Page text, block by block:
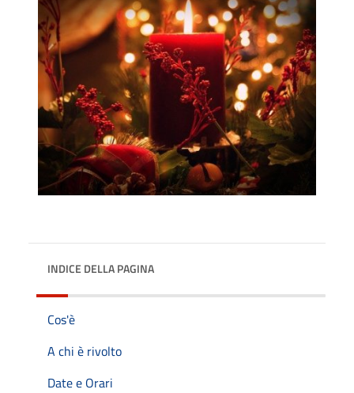
INDICE DELLA PAGINA
Cos'è
A chi è rivolto
Date e Orari